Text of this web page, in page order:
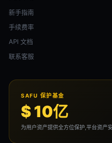
新手指南
手续费率
API 文档
联系客服
SAFU 保护基金
$ 10亿
为用户资产提供全方位保护,平台资产